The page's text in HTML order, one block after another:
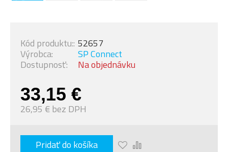
33,15 €
26,95 € bez DPH
Dostupnosť: Na objednávku
Výrobca: SP Connect
Kód produktu:: 52657
Pridať do košíka